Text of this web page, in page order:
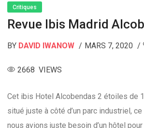
Critiques
Revue Ibis Madrid
BY DAVID IWANOW MARS 7, 2020
2668 VIEWS
Cet ibis Hotel Alcobendas 2 étoiles de
situé juste à côté d’un parc industriel,
nous avions juste besoin d’un hôtel